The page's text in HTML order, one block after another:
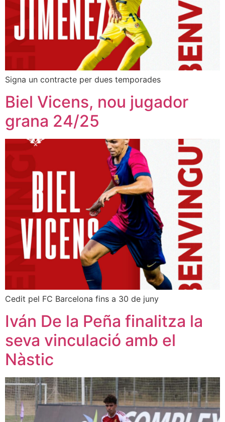
Signa un contracte per dues temporades
Biel Vicens, nou jugador
grana 24/25
Cedit pel FC Barcelona fins a 30 de juny
Iván De la Peña finalitza la
seva vinculació amb el
Nàstic